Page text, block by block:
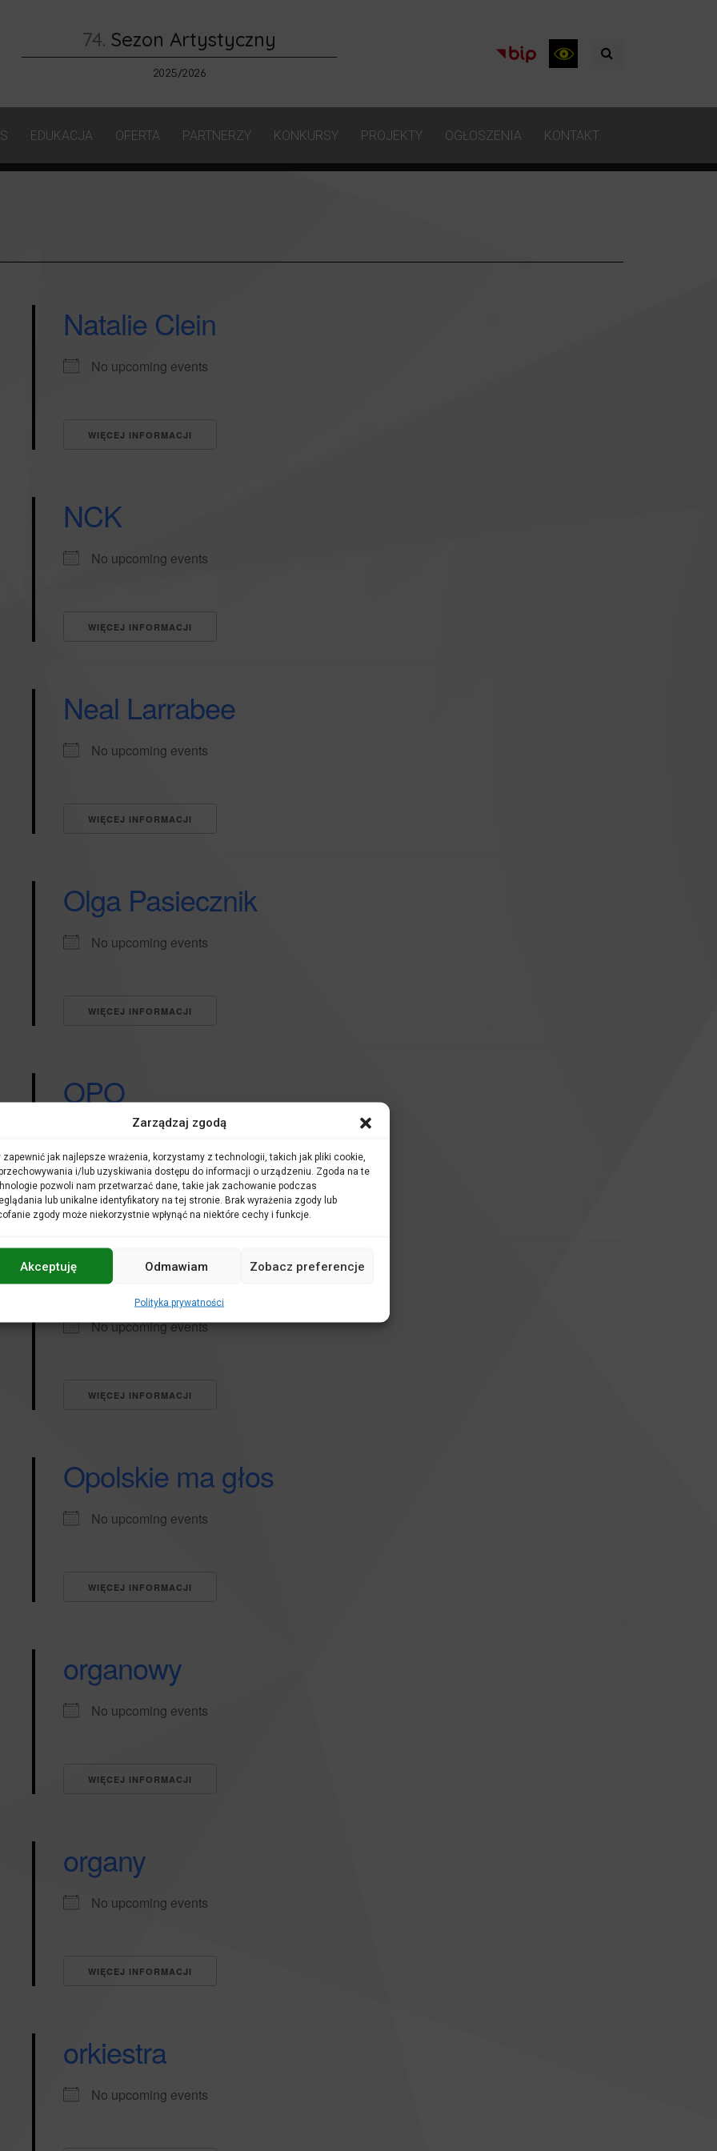
Zarządzaj zgodą
zapewnić jak najlepsze wrażenia, korzystamy z technologii, takich jak pliki cookie,
i/lub uzyskiwania dostępu do informacji o urządzeniu. Zgoda na te
pozwoli nam przetwarzać dane, takie jak zachowanie podczas
lub unikalne identyfikatory na tej stronie. Brak wyrażenia zgody lub
zgody może niekorzystnie wpłynąć na niektóre cechy i funkcje.
Akceptuję Odmawiam Zobacz preferencje
Polityka prywatności
74. Sezon Artystyczny
2025/2026
EDUKACJA OFERTA PARTNERZY KONKURSY PROJEKTY OGŁOSZENIA KONTAKT
Natalie Clein
No upcoming events
WIĘCEJ INFORMACJI
NCK
No upcoming events
WIĘCEJ INFORMACJI
Neal Larrabee
No upcoming events
WIĘCEJ INFORMACJI
Olga Pasiecznik
No upcoming events
WIĘCEJ INFORMACJI
OPO
No upcoming events
WIĘCEJ INFORMACJI
opole
No upcoming events
WIĘCEJ INFORMACJI
Opolskie ma głos
No upcoming events
WIĘCEJ INFORMACJI
organowy
No upcoming events
WIĘCEJ INFORMACJI
organy
No upcoming events
WIĘCEJ INFORMACJI
orkiestra
No upcoming events